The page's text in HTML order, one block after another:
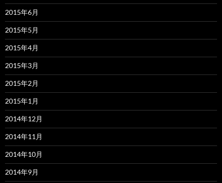
2015年6月
2015年5月
2015年4月
2015年3月
2015年2月
2015年1月
2014年12月
2014年11月
2014年10月
2014年9月